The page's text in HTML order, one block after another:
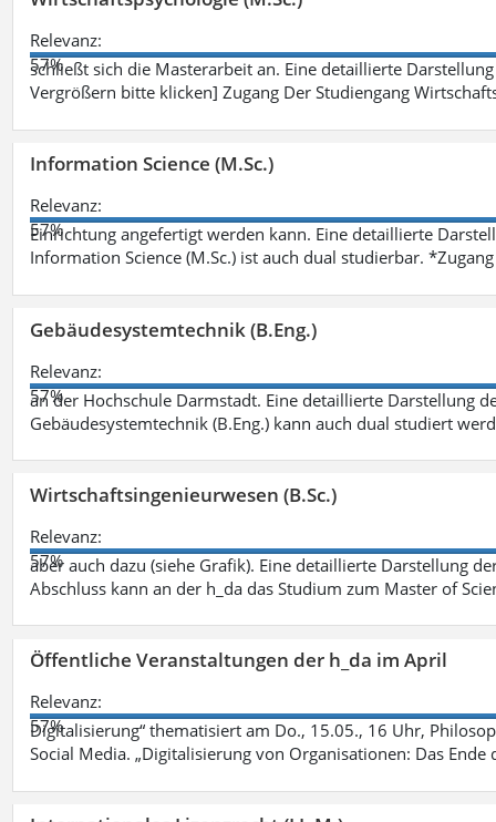
Relevanz:
57%
schließt sich die Masterarbeit an. Eine detaillierte
Vergrößern bitte klicken] Zugang Der Studiengang
Information Science (M.Sc.)
Relevanz:
57%
Einrichtung angefertigt werden kann. Eine detaillierte
Information Science (M.Sc.) ist auch dual studierbar.
Gebäudesystemtechnik (B.Eng.)
Relevanz:
57%
an der Hochschule Darmstadt. Eine detaillierte Darstellung
Gebäudesystemtechnik (B.Eng.) kann auch dual studiert
Wirtschaftsingenieurwesen (B.Sc.)
Relevanz:
57%
aber auch dazu (siehe Grafik). Eine detaillierte Darstellung
Abschluss kann an der h_da das Studium zum Master of
Öffentliche Veranstaltungen der h_da im April
Relevanz:
57%
Digitalisierung“ thematisiert am Do., 15.05., 16 Uhr,
Social Media. „Digitalisierung von Organisationen: Das Ende